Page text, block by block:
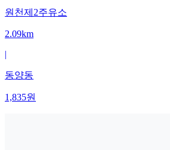
원천제2주유소
2.09km
|
동양동
1,835원